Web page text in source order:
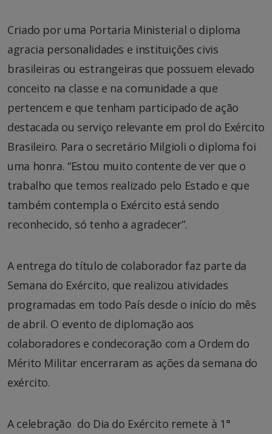
Criado por uma Portaria Ministerial o diploma
agracia personalidades e instituições civis
brasileiras ou estrangeiras que possuem elevado
conceito na classe e na comunidade a que
pertencem e que tenham participado de ação
destacada ou serviço relevante em prol do Exército
Brasileiro. Para o secretário Milgioli o diploma foi
uma honra. “Estou muito contente de ver que o
trabalho que temos realizado pelo Estado e que
também contempla o Exército está sendo
reconhecido, só tenho a agradecer”.
A entrega do título de colaborador faz parte da
Semana do Exército, que realizou atividades
programadas em todo País desde o início do mês
de abril. O evento de diplomação aos
colaboradores e condecoração com a Ordem do
Mérito Militar encerraram as ações da semana do
exército.
A celebração do Dia do Exército remete à 1°